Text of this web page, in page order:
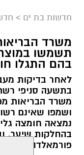
במסגרת התפקיד
מקצועי, לפתח
ופרויקטים
חיבור בין עולם
בין דרישות
תואר אקדמי
גבוהה.
ניסיון
חדשות בת ים >
משרד
תשמשו
בהם התגלו
לאחר בדיקות
בתשעה סניפי
משרד הבריאות
ושמפו שאינם
נמצאה חומצה
בהחלקות שיער,
פורמאלדהיד -